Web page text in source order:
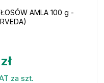
AMLA 100 g -
za szt.